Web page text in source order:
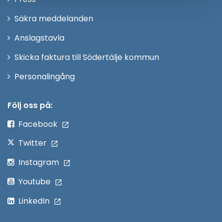
fönster
Säkra meddelanden
Anslagstavla
Skicka faktura till Södertälje kommun
PersonalingångÖppna
Följ oss på:
Facebook
Twitter
Instagram
Youtube
LinkedIn